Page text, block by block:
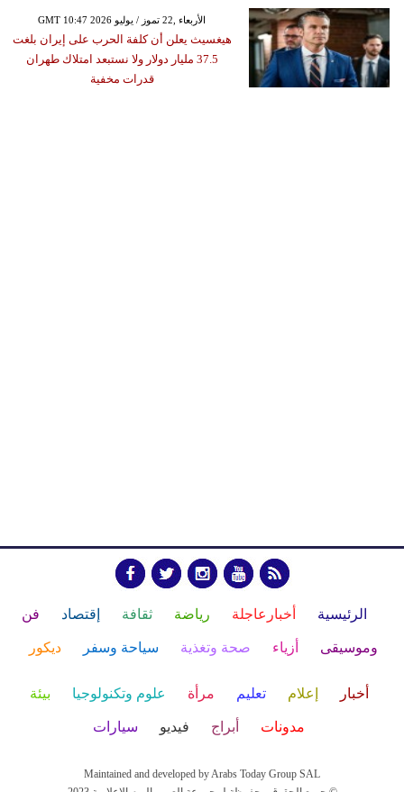
GMT 10:47 2026 الأربعاء ,22 تموز / يوليو
هيغسيث يعلن أن كلفة الحرب على إيران بلغت
37.5 مليار دولار ولا نستبعد امتلاك طهران
قدرات مخفية
الرئيسية أخبارعاجلة رياضة ثقافة إقتصاد فن
وموسيقى أزياء صحة وتغذية سياحة وسفر ديكور
أخبار إعلام تعليم مرأة علوم وتكنولوجيا بيئة
مدونات أبراج فيديو سيارات
Maintained and developed by Arabs Today Group SAL